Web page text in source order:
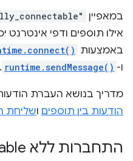
במאפיין
אילו תוספים ודפי אינטרנט
באמצעות
ו- runtime.sendMessage()
.
מדריך בנושא העברת
הודעות בין תוספים ושליחת
התחברות ללא externally